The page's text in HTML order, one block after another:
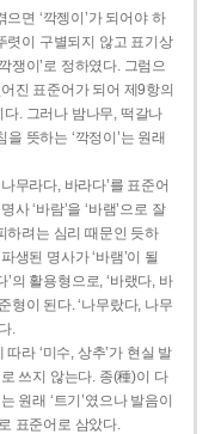
으면 ‘깍젱이’가 되어야 하
렷이 구별되지 않고 표기상
쟁이’로 정하였다. 그럼으
진 표준어가 되어 제9항의
. 그러나 밤나무, 떡갈나
뜻하는 ‘깍정이’는 원래
무라다, 바라다’를 표준어
사 ‘바람’을 ‘바램’으로 잘
하려는 심리 때문인 듯하
생된 명사가 ‘바램’이 될
의 활용형으로, ‘바랬다, 바
형이 된다. ‘나무랐다, 나무
.
라 ‘미수, 상추’가 현실 발
쓰지 않는다. 종(種)이 다
원래 ‘트기’였으나 발음이
표준어로 삼았다.